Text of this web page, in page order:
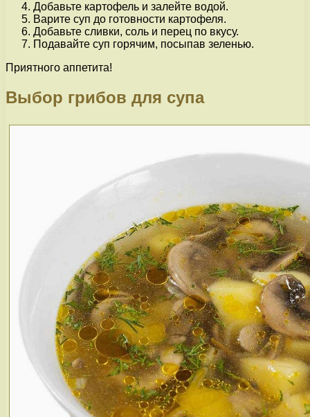
Добавьте картофель и залейте водой.
Варите суп до готовности картофеля.
Добавьте сливки, соль и перец по вкусу.
Подавайте суп горячим, посыпав зеленью.
Приятного аппетита!
Выбор грибов для супа